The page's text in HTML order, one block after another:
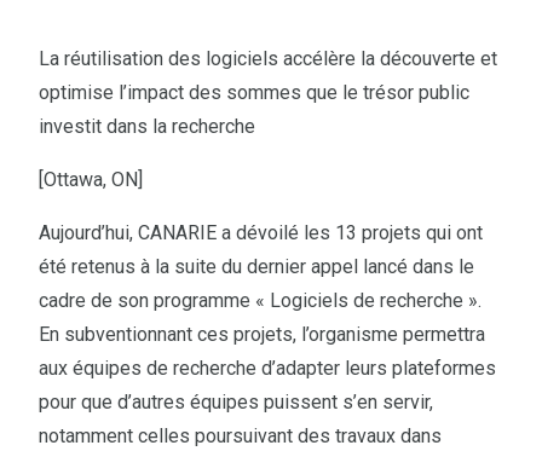
La réutilisation des logiciels accélère la découverte et
optimise l’impact des sommes que le trésor public
investit dans la recherche
[Ottawa, ON]
Aujourd’hui, CANARIE a dévoilé les 13 projets qui ont
été retenus à la suite du dernier appel lancé dans le
cadre de son programme « Logiciels de recherche ».
En subventionnant ces projets, l’organisme permettra
aux équipes de recherche d’adapter leurs plateformes
pour que d’autres équipes puissent s’en servir,
notamment celles poursuivant des travaux dans